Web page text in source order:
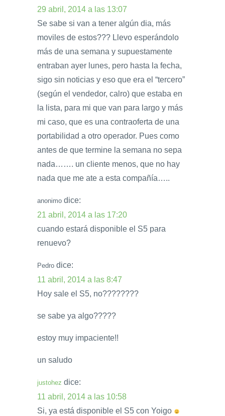
29 abril, 2014 a las 13:07
Se sabe si van a tener algún dia, más
moviles de estos??? Llevo esperándolo
más de una semana y supuestamente
entraban ayer lunes, pero hasta la fecha,
sigo sin noticias y eso que era el “tercero”
(según el vendedor, calro) que estaba en
la lista, para mi que van para largo y más
mi caso, que es una contraoferta de una
portabilidad a otro operador. Pues como
antes de que termine la semana no sepa
nada……. un cliente menos, que no hay
nada que me ate a esta compañía…..
anonimo dice:
21 abril, 2014 a las 17:20
cuando estará disponible el S5 para
renuevo?
Pedro dice:
11 abril, 2014 a las 8:47
Hoy sale el S5, no????????
se sabe ya algo?????
estoy muy impaciente!!
un saludo
justohez dice:
11 abril, 2014 a las 10:58
Si, ya está disponible el S5 con Yoigo